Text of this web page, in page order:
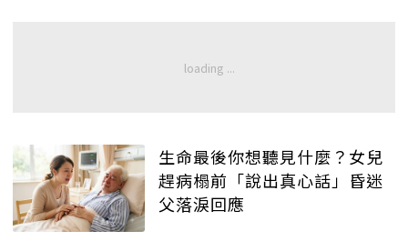
生命最後你想聽見什麼？女兒
趕病榻前「說出真心話」昏迷
父落淚回應